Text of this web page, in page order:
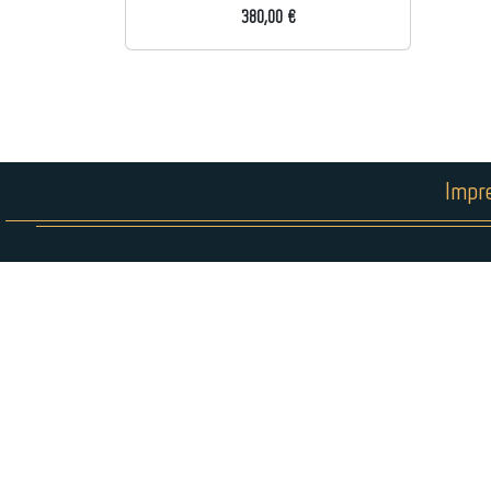
380,00 €